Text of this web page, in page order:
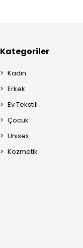
Kategoriler
Kadın
Erkek
Ev Tekstili
Çocuk
Unisex
Kozmetik